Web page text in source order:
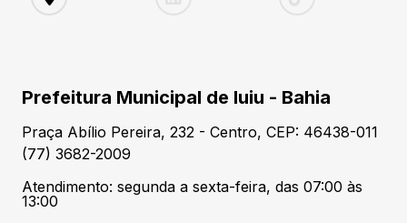
Prefeitura Municipal de Iuiu - Bahia
Praça Abílio Pereira, 232 - Centro, CEP: 46438-011
(77) 3682-2009
Atendimento: segunda a sexta-feira, das 07:00 às
13:00